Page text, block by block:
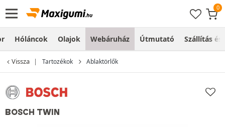
Hóláncok Olajok Webáruház Útmutató Szállítás és
Vissza Tartozékok Ablaktörlők
BOSCH TWIN